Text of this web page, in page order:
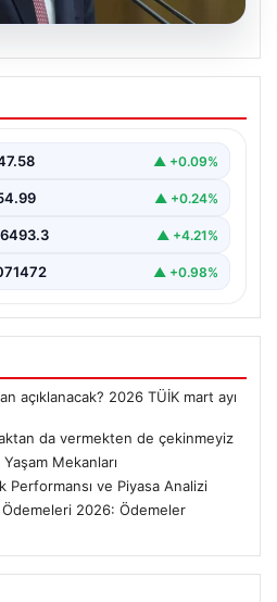
sormaktan da
▲ +0.09%
▲ +0.24%
6493.3 ▲ +4.21%
▲ +0.98%
açıklanacak? 2026 TÜİK mart ayı
da vermekten de çekinmeyiz
Mekanları
Performansı ve Piyasa Analizi
Ödemeleri 2026: Ödemeler